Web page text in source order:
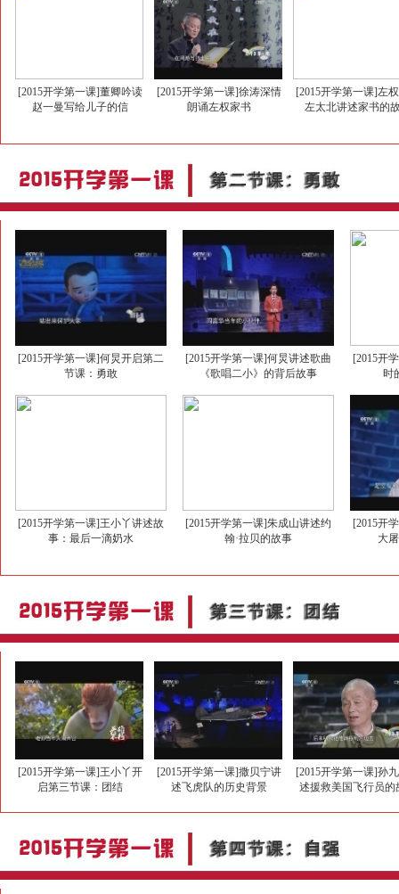
[2015开学第一课]董卿吟读
赵一曼写给儿子的信
[2015开学第一课]徐涛深情
朗诵左权家书
[2015开学第一课]左
左太北讲述家书的
[2015开学第一课]何炅开启第二
节课：勇敢
[2015开学第一课]何炅讲述歌曲
《歌唱二小》的背后故事
[2015开
时
[2015开学第一课]王小丫讲述故
事：最后一滴奶水
[2015开学第一课]朱成山讲述约
翰·拉贝的故事
[2015开
大
[2015开学第一课]王小丫开
启第三节课：团结
[2015开学第一课]撒贝宁讲
述飞虎队的历史背景
[2015开学第一课]孙
述援救美国飞行员的